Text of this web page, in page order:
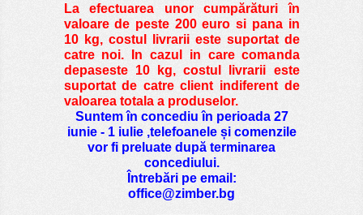
La efectuarea unor cumpărături în
valoare de peste200 euro si pana in
10 kg, costul livrarii este suportat de
catre noi. In cazul in care comanda
depaseste 10 kg, costul livrarii este
suportat de catre client indiferent de
valoarea totala a produselor.
Suntem în concediu în perioada 27
iunie - 1 iulie ,telefoanele și comenzile
vor fi preluate după terminarea
concediului.
Întrebări pe email:
office@zimber.bg